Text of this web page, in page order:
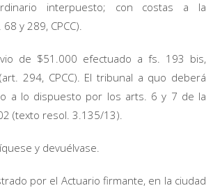
interpuesto; con costas a la
y 289, CPCC).
de $51.000 efectuado a fs. 193 bis,
294, CPCC). El tribunal a quo deberá
a lo dispuesto por los arts. 6 y 7 de la
(texto resol. 3.135/13).
y devuélvase.
por el Actuario firmante, en la ciudad